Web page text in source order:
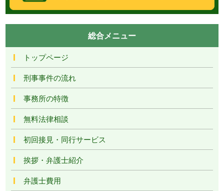
総合メニュー
トップページ
刑事事件の流れ
事務所の特徴
無料法律相談
初回接見・同行サービス
挨拶・弁護士紹介
弁護士費用